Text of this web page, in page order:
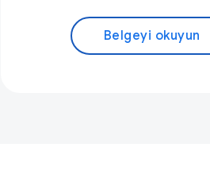
Belgeyi okuyun